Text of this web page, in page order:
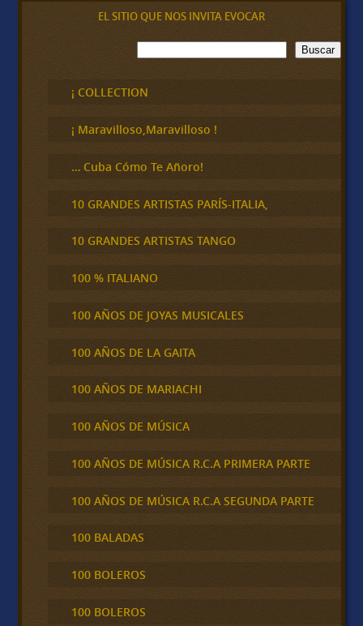
EL SITIO QUE NOS INVITA EVOCAR
B
u
c
a
Buscar
¡ COLLECTION
¡ Maravilloso,Maravilloso !
… Cuba Cómo Te Añoro!
10 GRANDES ARTISTAS PARÍS-ITALIA,
10 GRANDES ARTISTAS TANGO
100 % ITALIANO
100 AÑOS DE JOYAS MUSICALES
100 AÑOS DE LA GAITA
100 AÑOS DE MARIACHI
100 AÑOS DE MÚSICA
100 AÑOS DE MÚSICA R.C.A PRIMERA PARTE
100 AÑOS DE MÚSICA R.C.A SEGUNDA PARTE
100 BALADAS
100 BOLEROS
100 BOLEROS